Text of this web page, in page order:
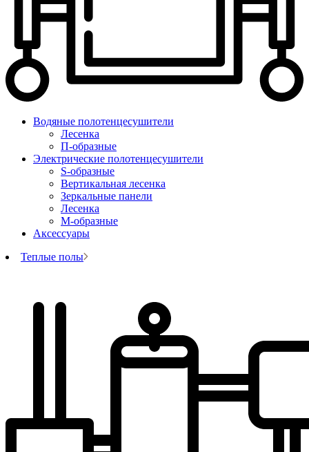
Водяные полотенцесушители
Лесенка
П-образные
Электрические полотенцесушители
S-образные
Вертикальная лесенка
Зеркальные панели
Лесенка
М-образные
Аксессуары
Теплые полы